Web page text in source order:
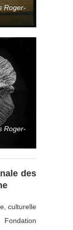
Roger-
Roger-
des
culturelle